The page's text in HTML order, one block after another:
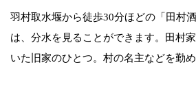
羽村取水堰から徒歩30分ほどの「田村
は、分水を見ることができます。田村
いた旧家のひとつ。村の名主などを勤め